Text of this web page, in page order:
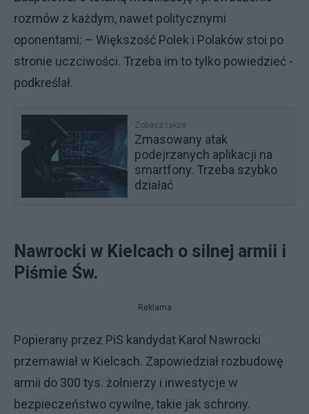
rozmów z każdym, nawet politycznymi
oponentami: – Większość Polek i Polaków stoi po
stronie uczciwości. Trzeba im to tylko powiedzieć -
podkreślał.
Zobacz także
Zmasowany atak
podejrzanych aplikacji na
smartfony. Trzeba szybko
działać
Nawrocki w Kielcach o silnej armii i
Piśmie Św.
Reklama
Popierany przez PiS kandydat Karol Nawrocki
przemawiał w Kielcach. Zapowiedział rozbudowę
armii do 300 tys. żołnierzy i inwestycje w
bezpieczeństwo cywilne, takie jak schrony.